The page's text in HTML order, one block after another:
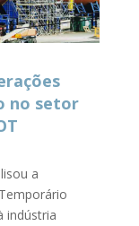
no setor
a
indústria